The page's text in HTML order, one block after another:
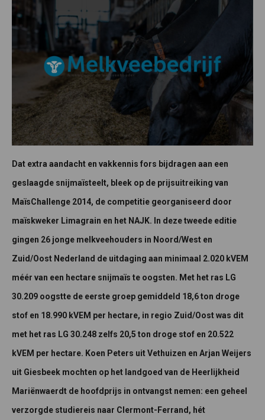
Dat extra aandacht en vakkennis fors bijdragen aan een
geslaagde snijmaïsteelt, bleek op de prijsuitreiking van
MaïsChallenge 2014, de competitie georganiseerd door
maïskweker Limagrain en het NAJK. In deze tweede editie
gingen 26 jonge melkveehouders in Noord/West en
Zuid/Oost Nederland de uitdaging aan minimaal 2.020 kVEM
méér van een hectare snijmaïs te oogsten. Met het ras LG
30.209 oogstte de eerste groep gemiddeld 18,6 ton droge
stof en 18.990 kVEM per hectare, in regio Zuid/Oost was dit
met het ras LG 30.248 zelfs 20,5 ton droge stof en 20.522
kVEM per hectare. Koen Peters uit Vethuizen en Arjan Weijers
uit Giesbeek mochten op het landgoed van de Heerlijkheid
Mariënwaerdt de hoofdprijs in ontvangst nemen: een geheel
verzorgde studiereis naar Clermont-Ferrand, hét